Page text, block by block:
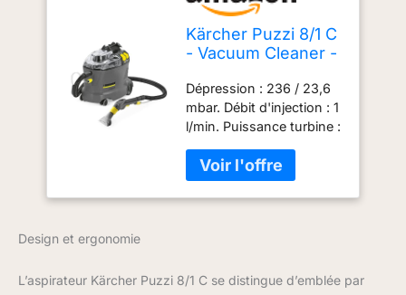
Kärcher Puzzi 8/1 C
- Vacuum Cleaner -
WNoir, Gris, Jaune
Dépression : 236 / 23,6
mbar. Débit d'injection : 1
l/min. Puissance turbine :
pompe : 40 W. Tension :
220 - 240 V. Fréquence :
50 - 60 Hz. Poids : 9,8
Design et ergonomie
L’aspirateur Kärcher Puzzi 8/1 C se distingue d’emblée par